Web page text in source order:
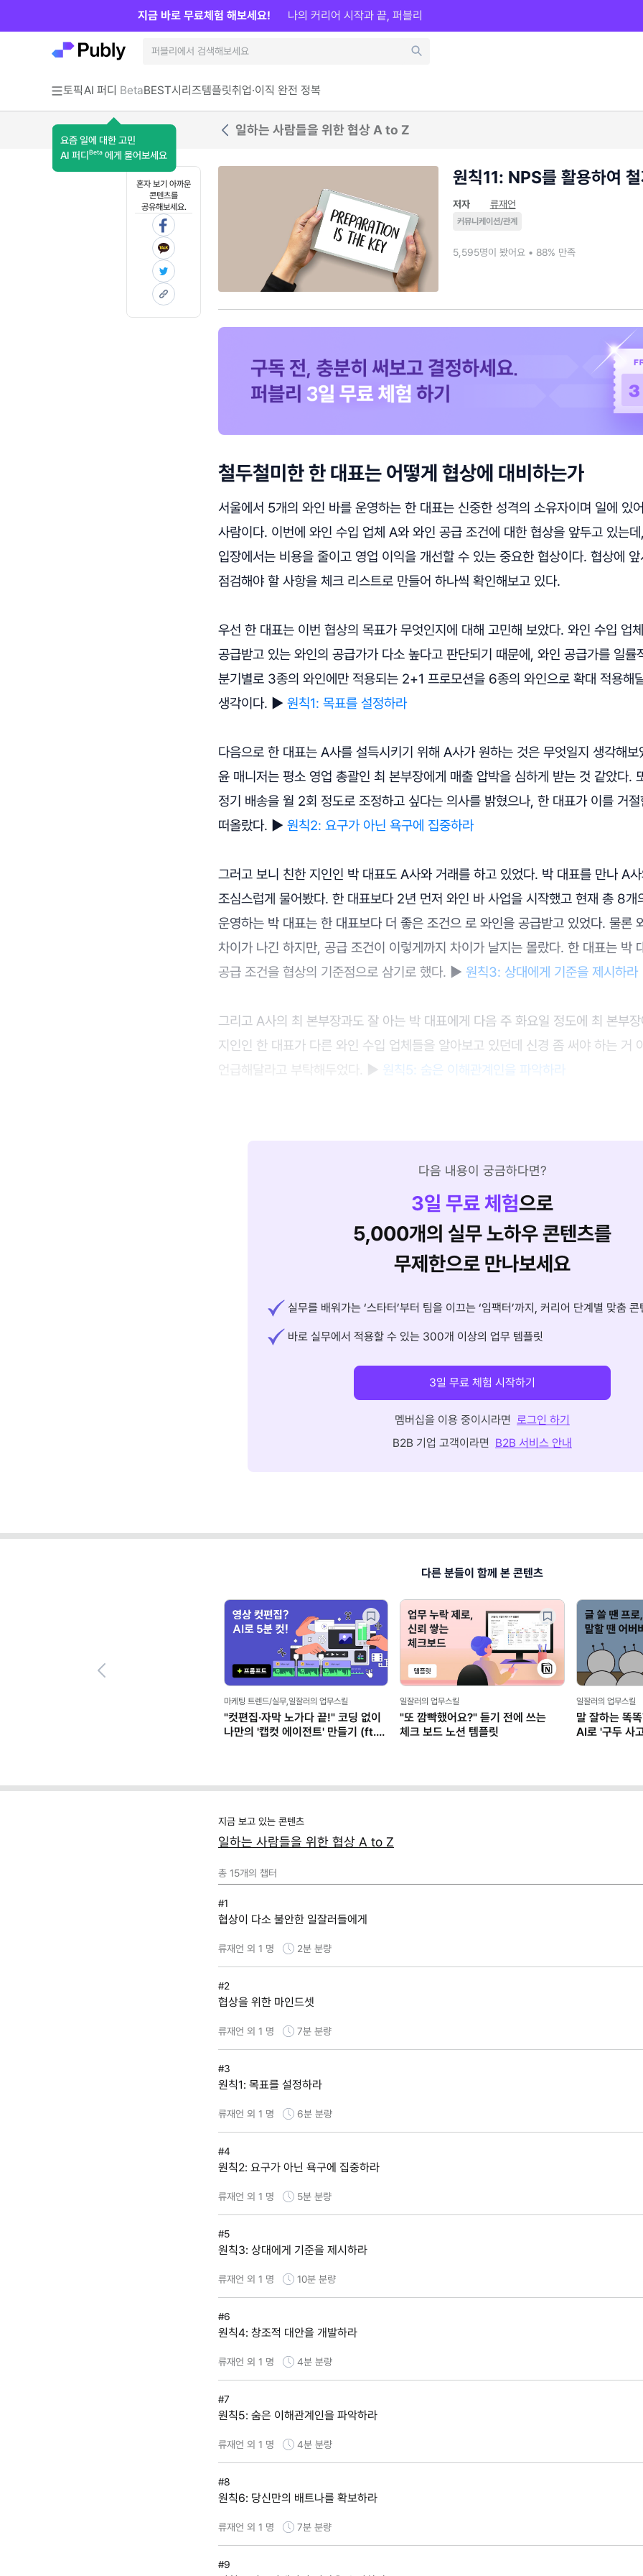
토픽AI 퍼디 Beta
요즘 일에 대한 고민
AI 퍼디 Beta 에게 물어보세요
BEST시리즈템플릿취업·이직 완전 정복
지금 바로 무료체험 해보세요! 나의 커리어 시작과 끝, 퍼블리
일하는 사람들을 위한 협상 A to Z
혼자 보기 아까운
콘텐츠를
공유해보세요.
원칙11: NPS를 활용하여
저자 류재언
커뮤니케이션/관계
5,595명이 봤어요 • 88% 만족
철두철미한 한 대표는 어떻게 협상에 대비하는가
서울에서 5개의 와인 바를 운영하는 한 대표는 신중한 성격의 소유자이며 일에 있
사람이다. 이번에 와인 수입 업체 A와 와인 공급 조건에 대한 협상을 앞두고 있는
입장에서는 비용을 줄이고 영업 이익을 개선할 수 있는 중요한 협상이다. 협상에
점검해야 할 사항을 체크 리스트로 만들어 하나씩 확인해보고 있다.
우선 한 대표는 이번 협상의 목표가 무엇인지에 대해 고민해 보았다. 와인 수입 업
공급받고 있는 와인의 공급가가 다소 높다고 판단되기 때문에, 와인 공급가를 일률
분기별로 3종의 와인에만 적용되는 2+1 프로모션을 6종의 와인으로 확대 적용해
생각이다. ► 원칙1: 목표를 설정하라
다음으로 한 대표는 A사를 설득시키기 위해 A사가 원하는 것은 무엇일지 생각해
윤 매니저는 평소 영업 총괄인 최 본부장에게 매출 압박을 심하게 받는 것 같았다.
정기 배송을 월 2회 정도로 조정하고 싶다는 의사를 밝혔으나, 한 대표가 이를 거
떠올랐다. ► 원칙2: 요구가 아닌 욕구에 집중하라
그러고 보니 친한 지인인 박 대표도 A사와 거래를 하고 있었다. 박 대표를 만나 A
조심스럽게 물어봤다. 한 대표보다 2년 먼저 와인 바 사업을 시작했고 현재 총 8개
운영하는 박 대표는 한 대표보다 더 좋은 조건으 로 와인을 공급받고 있었다. 물론
차이가 나긴 하지만, 공급 조건이 이렇게까지 차이가 날지는 몰랐다. 한 대표는 박
공급 조건을 협상의 기준점으로 삼기로 했다. ► 원칙3: 상대에게 기준을 제시하라
그리고 A사의 최 본부장과도 잘 아는 박 대표에게 다음 주 화요일 정도에 최 본부
지인인 한 대표가 다른 와인 수입 업체들을 알아보고 있던데 신경 좀 써야 하는 거
언급해달라고 부탁해두었다. ► 원칙5: 숨은 이해관계인을 파악하라
다음 내용이 궁금하다면?
3일 무료 체험으로
5,000개의 실무 노하우 콘텐츠를
무제한으로 만나보세요
실무를 배워가는 ‘스타터’부터 팀을 이끄는 ‘임팩터’까지, 커리어 단계별 맞춤 콘
바로 실무에서 적용할 수 있는 300개 이상의 업무 템플릿
3일 무료 체험 시작하기
멤버십을 이용 중이시라면 로그인 하기
B2B 기업 고객이라면 B2B 서비스 안내
다른 분들이 함께 본 콘텐츠
마케팅 트렌드/실무,일잘러의 업무스킬
"컷편집·자막 노가다 끝!" 코딩 없이
나만의 '캡컷 에이전트' 만들기 (ft.
일잘러의 업무스킬
"또 깜빡했어요?" 듣기 전에 쓰는
체크 보드 노션 템플릿
일잘러의 업무스킬
말 잘하는 똑
AI로 '구두 사
지금 보고 있는 콘텐츠
일하는 사람들을 위한 협상 A to Z
총 15개의 챕터
#1
협상이 다소 불안한 일잘러들에게
류재언 외 1 명 2분 분량
#2
협상을 위한 마인드셋
류재언 외 1 명 7분 분량
#3
원칙1: 목표를 설정하라
류재언 외 1 명 6분 분량
#4
원칙2: 요구가 아닌 욕구에 집중하라
류재언 외 1 명 5분 분량
#5
원칙3: 상대에게 기준을 제시하라
류재언 외 1 명 10분 분량
#6
원칙4: 창조적 대안을 개발하라
류재언 외 1 명 4분 분량
#7
원칙5: 숨은 이해관계인을 파악하라
류재언 외 1 명 4분 분량
#8
원칙6: 당신만의 배트나를 확보하라
류재언 외 1 명 7분 분량
#9